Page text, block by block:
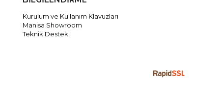
Kurulum ve Kullanım Klavuzları
Manisa Showroom
Teknik Destek